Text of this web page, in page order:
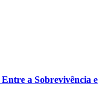
a Sobrevivência e